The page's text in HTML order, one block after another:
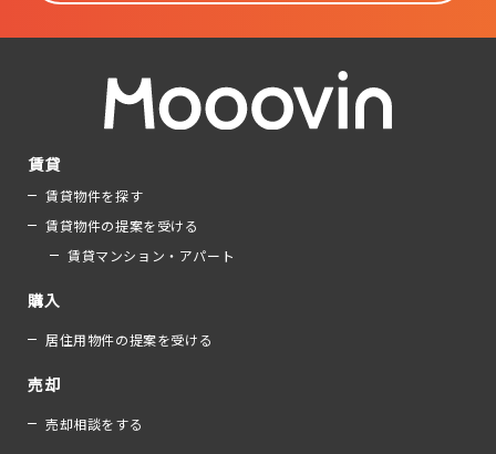
賃貸
賃貸物件を探す
賃貸物件の提案を受ける
賃貸マンション・アパート
購入
居住用物件の提案を受ける
売却
売却相談をする